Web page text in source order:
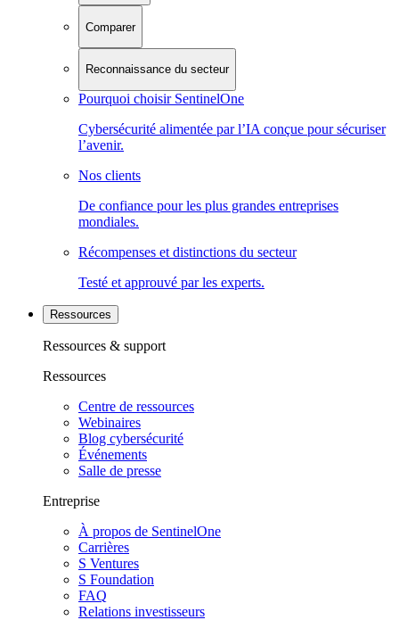
Comparer
Reconnaissance du secteur
Pourquoi choisir SentinelOne
Cybersécurité alimentée par l’IA conçue pour sécuriser
l’avenir.
Nos clients
De confiance pour les plus grandes entreprises
mondiales.
Récompenses et distinctions du secteur
Testé et approuvé par les experts.
Ressources
Ressources & support
Ressources
Centre de ressources
Webinaires
Blog cybersécurité
Événements
Salle de presse
Entreprise
À propos de SentinelOne
Carrières
S Ventures
S Foundation
FAQ
Relations investisseurs